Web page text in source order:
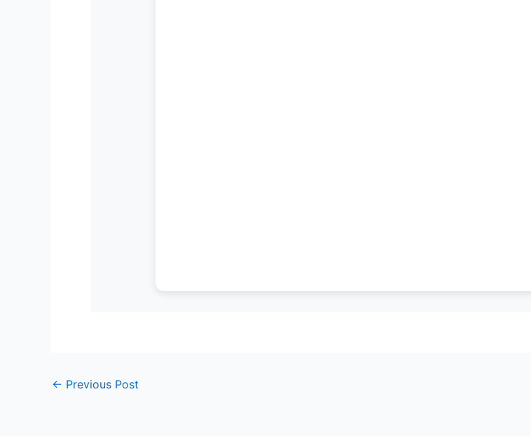
← Previous Post